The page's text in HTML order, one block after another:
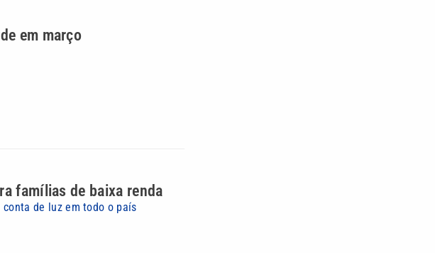
em março
famílias de baixa renda
de luz em todo o país